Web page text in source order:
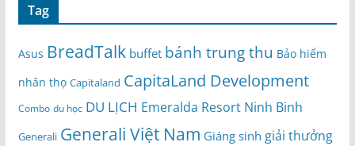
Tag
Asus BreadTalk buffet bánh trung thu Bảo hiểm
nhân thọ Capitaland CapitaLand Development
Combo du học DU LỊCH Emeralda Resort Ninh Binh
Generali Generali Việt Nam Giáng sinh giải thưởng